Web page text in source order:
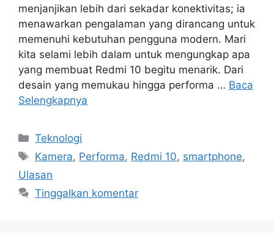
menjanjikan lebih dari sekadar konektivitas; ia
menawarkan pengalaman yang dirancang untuk
memenuhi kebutuhan pengguna modern. Mari
kita selami lebih dalam untuk mengungkap apa
yang membuat Redmi 10 begitu menarik. Dari
desain yang memukau hingga performa … Baca
Selengkapnya
Kategori
Teknologi
Tag
Kamera, Performa, Redmi 10, smartphone,
Ulasan
Tinggalkan komentar